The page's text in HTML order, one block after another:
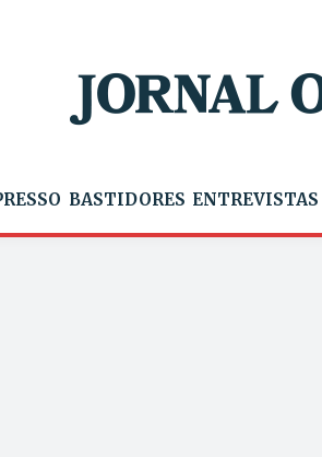
BASTIDORES ENTREVISTAS